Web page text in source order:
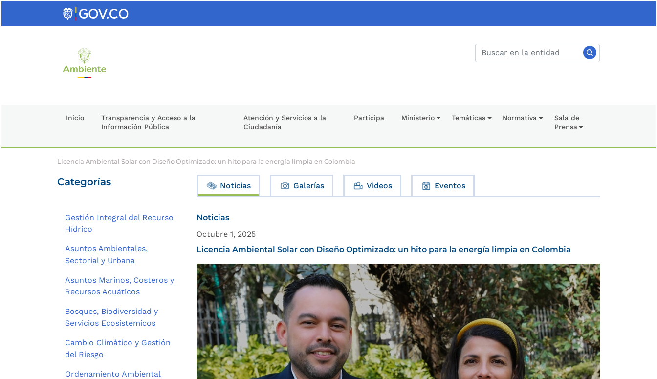
Inicio
Transparencia y Acceso a la
Información Pública
Atención y Servicios a la
Ciudadanía
Participa Ministerio Temáticas Normativa
Sala de
Prensa
Licencia Ambiental Solar con Diseño Optimizado: un hito para la energía limpia en Colombia
Categorías
Gestión Integral del Recurso
Hídrico
Asuntos Ambientales,
Sectorial y Urbana
Asuntos Marinos, Costeros y
Recursos Acuáticos
Bosques, Biodiversidad y
Servicios Ecosistémicos
Cambio Climático y Gestión
del Riesgo
Ordenamiento Ambiental
Noticias Galerías Videos Eventos
Noticias
Octubre 1, 2025
Licencia Ambiental Solar con Diseño Optimizado: un hito para la energía limpia en Colombia